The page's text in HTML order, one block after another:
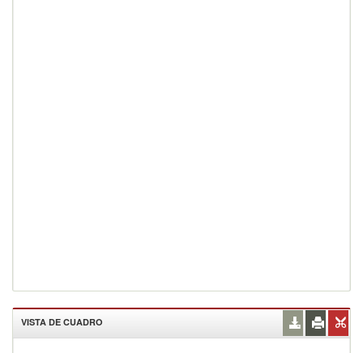
VISTA DE CUADRO